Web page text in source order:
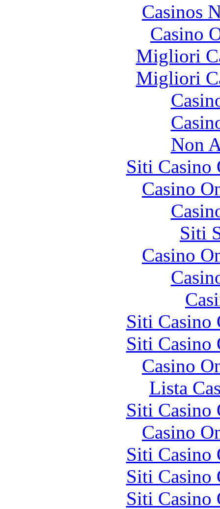
Casinos
Casino
Migliori
Migliori
Non
Siti Casino
Casino
Siti
Casino
Siti Casino
Siti Casino
Casino
Lista
Siti Casino
Casino
Siti Casino
Siti Casino
Siti Casino